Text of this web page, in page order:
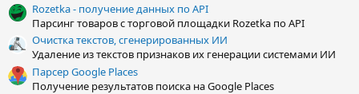
Rozetka - получение данных по API
Парсинг товаров с торговой площадки Rozetka по API
Очистка текстов, сгенерированных ИИ
Удаление из текстов признаков их генерации системами ИИ
Парсер Google Places
Получение результатов поиска на Google Places